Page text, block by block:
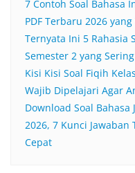
7 Contoh Soal Bahasa
PDF Terbaru 2026
Ternyata Ini 5 Rahasia
Semester 2 yang
Kisi Kisi Soal Fiqih
Wajib Dipelajari Agar
Download Soal Bahasa
2026, 7 Kunci Jawaban
Cepat